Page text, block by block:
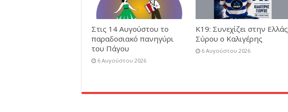
Στις 14 Αυγούστου το
παραδοσιακό πανηγύρι
του Πάγου
6 Αυγούστου 2026
Κ19: Συνεχίζει στην Ελλάς
Σύρου ο Καλιγέρης
6 Αυγούστου 2026